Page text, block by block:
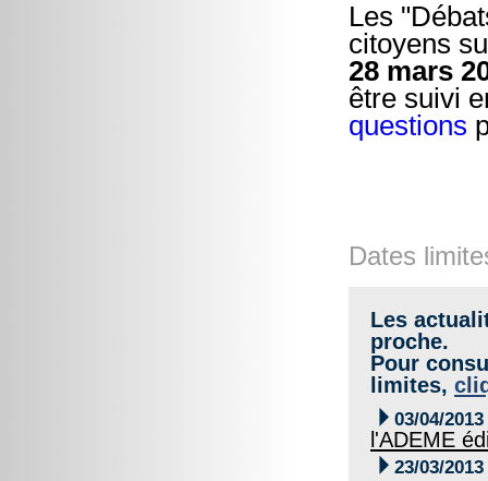
Les
citoyens
28 mars
être suivi
questions
Dates
Les
proche.
Pour
limites,
 03/04/2013
l'ADEME
 23/03/2013